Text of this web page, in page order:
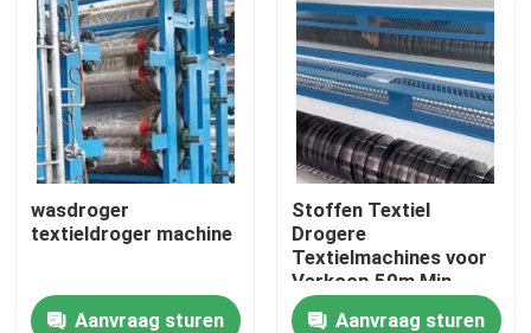
Huis
wasdroger
textieldroger machine
Aanvraag sturen
Stoffen Textiel
Drogere
Textielmachines voor
Verkoop 50m Min
Aanvraag sturen